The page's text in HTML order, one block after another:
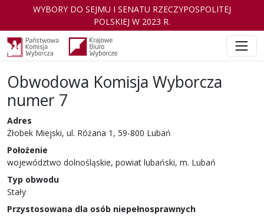
WYBORY DO SEJMU I SENATU RZECZYPOSPOLITEJ
POLSKIEJ W 2023 R.
Obwodowa Komisja Wyborcza
numer 7
Adres
Żłobek Miejski, ul. Różana 1, 59-800 Lubań
Położenie
województwo dolnośląskie, powiat lubański, m. Lubań
Typ obwodu
Stały
Przystosowana dla osób niepełnosprawnych